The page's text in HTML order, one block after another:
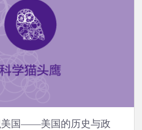
美国——美国的历史与政